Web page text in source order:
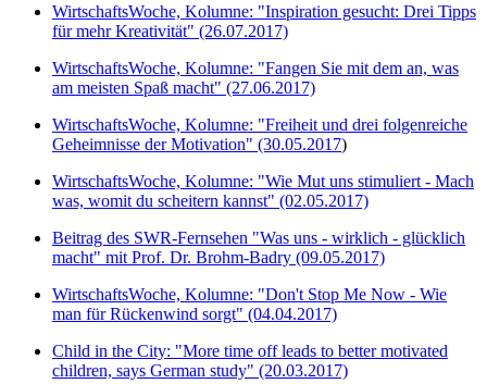
WirtschaftsWoche, Kolumne: "Inspiration gesucht: Drei Tipps
für mehr Kreativität" (26.07.2017)
WirtschaftsWoche, Kolumne: "Fangen Sie mit dem an, was
am meisten Spaß macht" (27.06.2017)
WirtschaftsWoche, Kolumne: "Freiheit und drei folgenreiche
Geheimnisse der Motivation" (30.05.2017)
WirtschaftsWoche, Kolumne: "Wie Mut uns stimuliert - Mach
was, womit du scheitern kannst" (02.05.2017)
Beitrag des SWR-Fernsehen "Was uns - wirklich - glücklich
macht" mit Prof. Dr. Brohm-Badry (09.05.2017)
WirtschaftsWoche, Kolumne: "Don't Stop Me Now - Wie
man für Rückenwind sorgt" (04.04.2017)
Child in the City: "More time off leads to better motivated
children, says German study" (20.03.2017)